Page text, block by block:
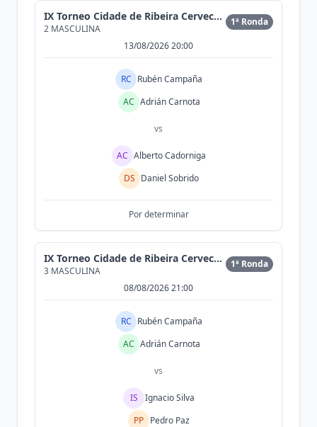
IX Torneo Cidade de Ribeira Cervecería Morrison
2 MASCULINA
1ª Ronda
13/08/2026 20:00
RC Rubén Campaña
AC Adrián Carnota
vs
AC Alberto Cadorniga
DS Daniel Sobrido
Por determinar
IX Torneo Cidade de Ribeira Cervecería Morrison
3 MASCULINA
1ª Ronda
08/08/2026 21:00
RC Rubén Campaña
AC Adrián Carnota
vs
IS
Ignacio Silva
PP Pedro Paz